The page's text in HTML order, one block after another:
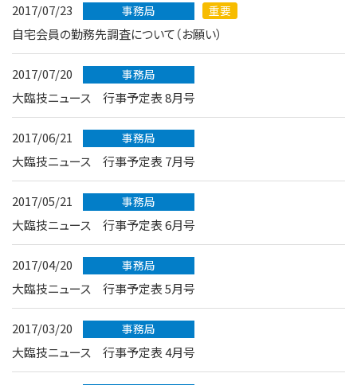
2017/07/23 事務局 重要
自宅会員の勤務先調査について（お願い）
2017/07/20 事務局
大臨技ニュース 行事予定表 8月号
2017/06/21 事務局
大臨技ニュース 行事予定表 7月号
2017/05/21 事務局
大臨技ニュース 行事予定表 6月号
2017/04/20 事務局
大臨技ニュース 行事予定表 5月号
2017/03/20 事務局
大臨技ニュース 行事予定表 4月号